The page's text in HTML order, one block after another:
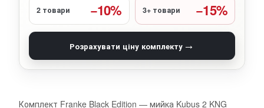
2 товари −10% 3+ товари −15%
Розрахувати ціну комплекту →
Комплект Franke Black Edition — мийка Kubus 2 KNG